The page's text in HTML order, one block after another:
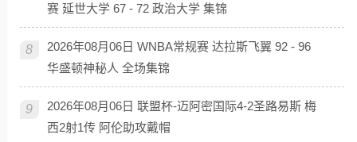
赛 延世大学 67 - 72 政治大学 集锦
8
2026年08月06日 WNBA常规赛 达拉斯飞翼 92 - 96
华盛顿神秘人 全场集锦
9
2026年08月06日 联盟杯-迈阿密国际4-2圣路易斯 梅
西2射1传 阿伦助攻戴帽